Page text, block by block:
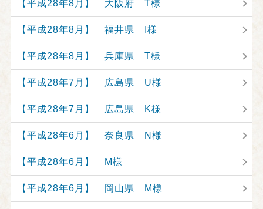
【平成28年8月】 大阪府 T様
【平成28年8月】 福井県 I様
【平成28年8月】 兵庫県 T様
【平成28年7月】 広島県 U様
【平成28年7月】 広島県 K様
【平成28年6月】 奈良県 N様
【平成28年6月】 M様
【平成28年6月】 岡山県 M様